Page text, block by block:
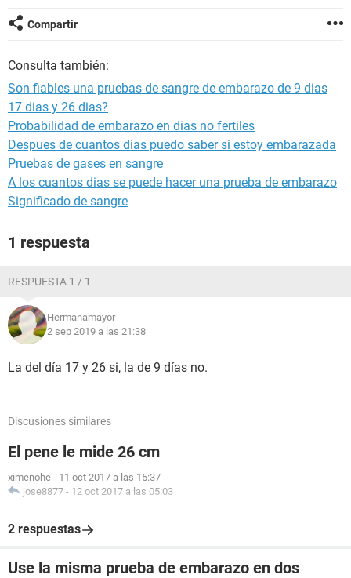
Compartir
Consulta también:
Son fiables una pruebas de sangre de embarazo de 9 dias
17 dias y 26 dias?
Probabilidad de embarazo en dias no fertiles
Despues de cuantos dias puedo saber si estoy embarazada
Pruebas de gases en sangre
A los cuantos dias se puede hacer una prueba de embarazo
Significado de sangre
1 respuesta
RESPUESTA 1 / 1
Hermanamayor
2 sep 2019 a las 21:38
La del día 17 y 26 si, la de 9 días no.
Discusiones similares
El pene le mide 26 cm
ximenohe - 11 oct 2017 a las 15:37
jose8877 - 12 oct 2017 a las 05:03
2 respuestas
Use la misma prueba de embarazo en dos